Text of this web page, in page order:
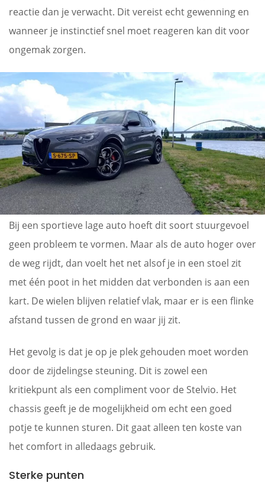
reactie dan je verwacht. Dit vereist echt gewenning en
wanneer je instinctief snel moet reageren kan dit voor
ongemak zorgen.
Bij een sportieve lage auto hoeft dit soort stuurgevoel
geen probleem te vormen. Maar als de auto hoger over
de weg rijdt, dan voelt het net alsof je in een stoel zit
met één poot in het midden dat verbonden is aan een
kart. De wielen blijven relatief vlak, maar er is een flinke
afstand tussen de grond en waar jij zit.
Het gevolg is dat je op je plek gehouden moet worden
door de zijdelingse steuning. Dit is zowel een
kritiekpunt als een compliment voor de Stelvio. Het
chassis geeft je de mogelijkheid om echt een goed
potje te kunnen sturen. Dit gaat alleen ten koste van
het comfort in alledaags gebruik.
Sterke punten